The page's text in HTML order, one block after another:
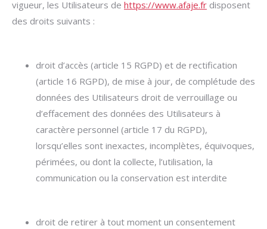
vigueur, les Utilisateurs de https://www.afaje.fr disposent
des droits suivants :
droit d’accès (article 15 RGPD) et de rectification
(article 16 RGPD), de mise à jour, de complétude des
données des Utilisateurs droit de verrouillage ou
d’effacement des données des Utilisateurs à
caractère personnel (article 17 du RGPD),
lorsqu’elles sont inexactes, incomplètes, équivoques,
périmées, ou dont la collecte, l’utilisation, la
communication ou la conservation est interdite
droit de retirer à tout moment un consentement